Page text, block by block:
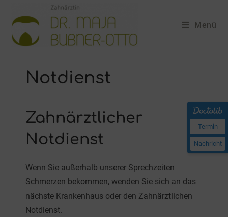
Termin
Nachricht
Menü
Notdienst
Zahnärztlicher
Notdienst
Wenn Sie außerhalb unserer Sprechzeiten
Schmerzen bekommen, wenden Sie sich an das
nächste Krankenhaus oder den Zahnärztlichen
Notdienst.